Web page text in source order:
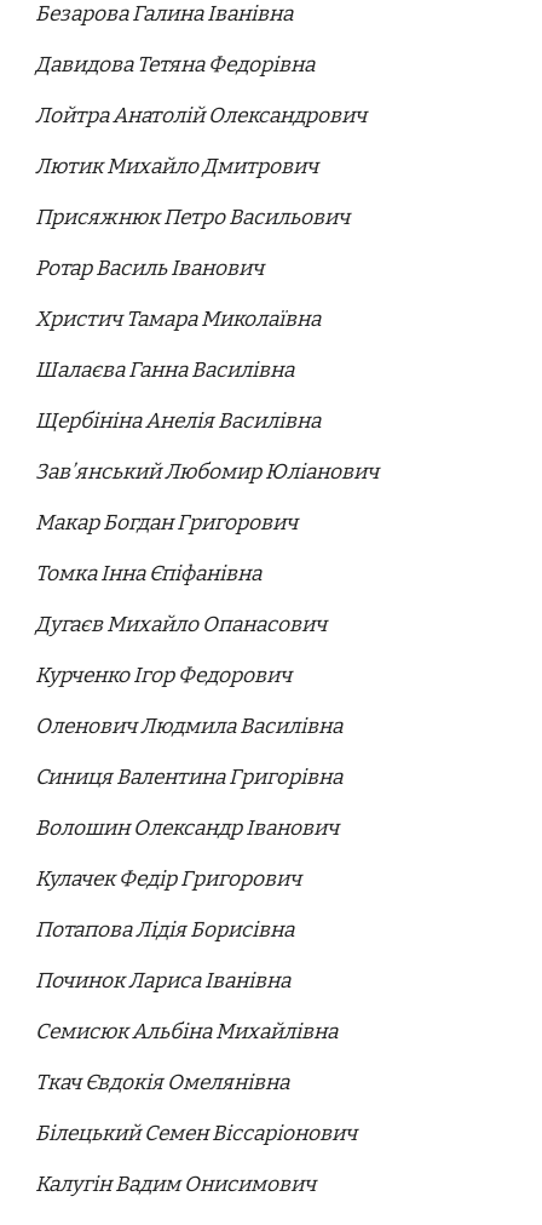
Безарова Галина Іванівна
Давидова Тетяна Федорівна
Лойтра Анатолій Олександрович
Лютик Михайло Дмитрович
Присяжнюк Петро Васильович
Ротар Василь Іванович
Христич Тамара Миколаївна
Шалаєва Ганна Василівна
Щербініна Анелія Василівна
Зав’янський Любомир Юліанович
Макар Богдан Григорович
Томка Інна Єпіфанівна
Дугаєв Михайло Опанасович
Курченко Ігор Федорович
Оленович Людмила Василівна
Синиця Валентина Григорівна
Волошин Олександр Іванович
Кулачек Федір Григорович
Потапова Лідія Борисівна
Починок Лариса Іванівна
Семисюк Альбіна Михайлівна
Ткач Євдокія Омелянівна
Білецький Семен Віссаріонович
Калугін Вадим Онисимович